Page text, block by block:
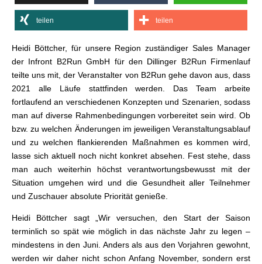
teilen teilen
Heidi Böttcher, für unsere Region zuständiger Sales Manager
der Infront B2Run GmbH für den Dillinger B2Run Firmenlauf
teilte uns mit, der Veranstalter von B2Run gehe davon aus, dass
2021 alle Läufe stattfinden werden. Das Team arbeite
fortlaufend an verschiedenen Konzepten und Szenarien, sodass
man auf diverse Rahmenbedingungen vorbereitet sein wird. Ob
bzw. zu welchen Änderungen im jeweiligen Veranstaltungsablauf
und zu welchen flankierenden Maßnahmen es kommen wird,
lasse sich aktuell noch nicht konkret absehen. Fest stehe, dass
man auch weiterhin höchst verantwortungsbewusst mit der
Situation umgehen wird und die Gesundheit aller Teilnehmer
und Zuschauer absolute Priorität genieße.
Heidi Böttcher sagt „Wir versuchen, den Start der Saison
terminlich so spät wie möglich in das nächste Jahr zu legen –
mindestens in den Juni. Anders als aus den Vorjahren gewohnt,
werden wir daher nicht schon Anfang November, sondern erst